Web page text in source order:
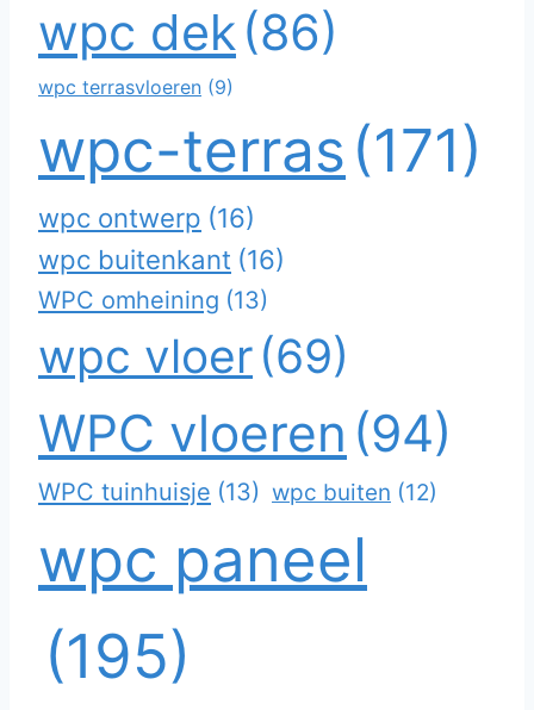
wpc dek (86)
wpc terrasvloeren (9)
wpc-terras (171)
wpc ontwerp (16)
wpc buitenkant (16)
WPC omheining (13)
wpc vloer(69)
WPC vloeren (94)
WPC tuinhuisje (13) wpc buiten (12)
wpc paneel
(195)